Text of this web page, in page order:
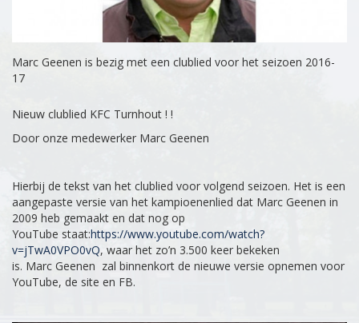
Marc Geenen is bezig met een clublied voor het seizoen 2016-
17
Nieuw clublied KFC Turnhout ! !
Door onze medewerker Marc Geenen
Hierbij de tekst van het clublied voor volgend seizoen. Het is een
aangepaste versie van het kampioenenlied dat Marc Geenen in
2009 heb gemaakt en dat nog op
YouTube staat:https://www.youtube.com/watch?
v=jTwA0VPO0vQ, waar het zo’n 3.500 keer bekeken
is. Marc Geenen zal binnenkort de nieuwe versie opnemen voor
YouTube, de site en FB.